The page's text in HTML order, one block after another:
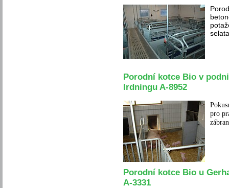
Porodní kotce Bio v
Irdningu A-8952
pro
Porodní kotce Bio u
A-3331